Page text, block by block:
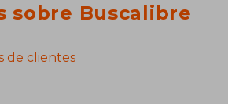
sobre Buscalibre
de clientes